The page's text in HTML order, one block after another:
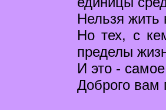
Нельзя жить
Но тех, с
пределы
И это -
Доброго вам